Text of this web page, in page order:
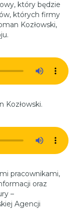
który będzie
których firmy
Kozłowski,
Kozłowski.
pracownikami,
oraz
–
Agencji